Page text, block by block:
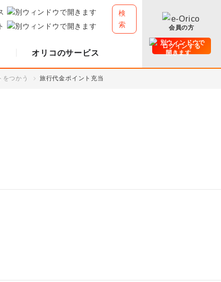
検
索
オリコのサービス
会員の方
ログインする
をつかう 旅行代金ポイント充当